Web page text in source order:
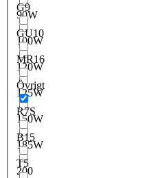
90W
100W
120W
125W
150W
185W
200
G9
GU10
MR16
Övrigt
R7S
B15
T5